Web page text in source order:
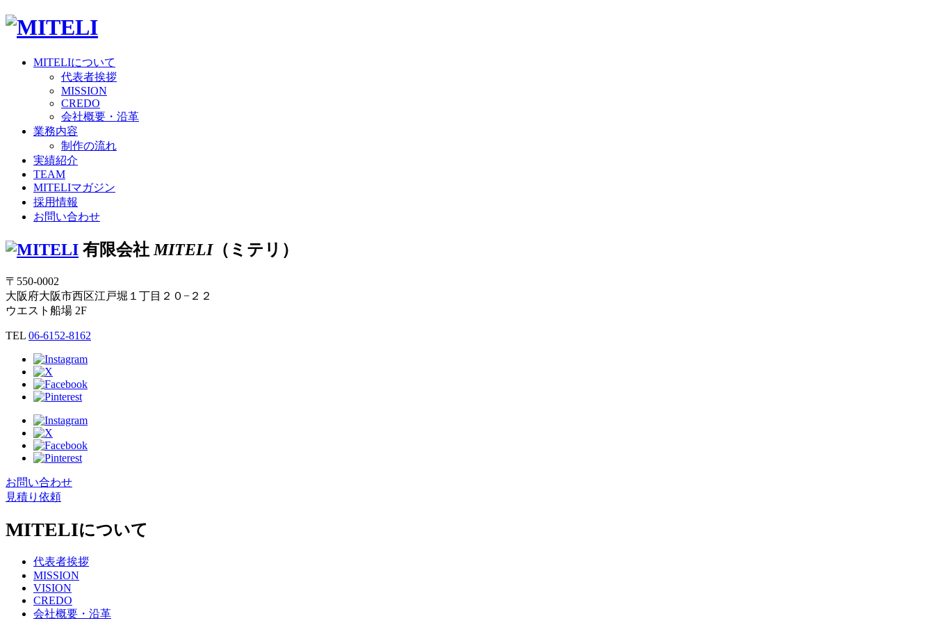
MITELIについて
代表者挨拶
MISSION
CREDO
会社概要・沿革
業務内容
制作の流れ
実績紹介
TEAM
MITELIマガジン
採用情報
お問い合わせ
有限会社 MITELI（ミテリ）
〒550-0002
大阪府大阪市西区江戸堀１丁目２０−２２
ウエスト船場 2F
TEL 06-6152-8162
お問い合わせ
見積り依頼
MITELIについて
代表者挨拶
MISSION
VISION
CREDO
会社概要・沿革